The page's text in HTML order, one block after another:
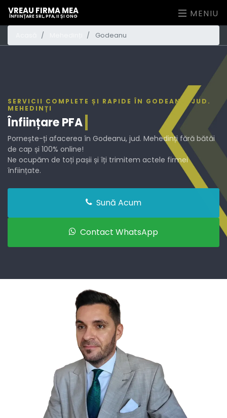
VREAU FIRMA MEA
ÎNFIINȚARE SRL, PFA, II ȘI ONG MENIU
Godeanu
SERVICII COMPLETE ȘI RAPIDE ÎN GODEANU, JUD.
MEHEDINȚI
ÎnființarePFA
Pornește-ți afacerea în Godeanu, jud. Mehedinți fără bătăi
de cap și 100% online!
Ne ocupăm de toți pașii și îți trimitem actele firmei
înființate.
Sună Acum
Contact WhatsApp